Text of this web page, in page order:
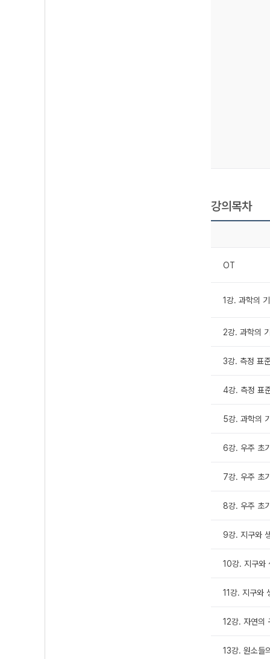
강의목차
OT
1강. 과학의
2강. 과학의
3강. 측정 표
4강. 측정 표
5강. 과학의
6강. 우주 초
7강. 우주 초
8강. 우주 초
9강. 지구와
10강. 지구와
11강. 지구와
12강. 자연의
13강. 원소들